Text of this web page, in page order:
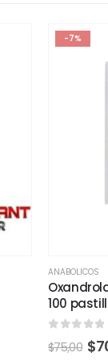
-7%
ANABOLICOS
100
out of 5
$75,00 El
$